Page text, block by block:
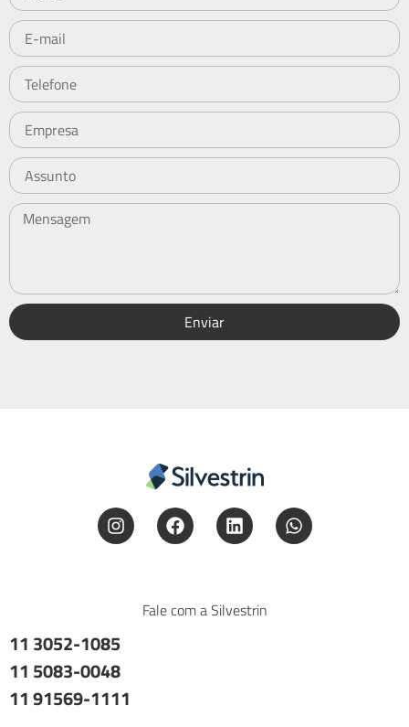
Enviar
Fale com a Silvestrin
11 3052-1085
11 5083-0048
11 91569-1111